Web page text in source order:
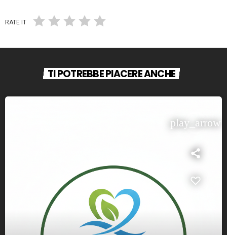
RATE IT
TI POTREBBE PIACERE ANCHE
play_arrow